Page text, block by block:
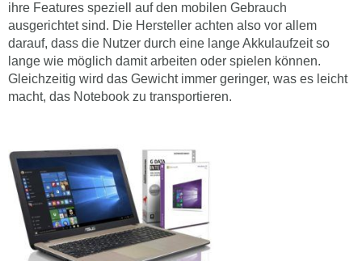
ihre Features speziell auf den mobilen Gebrauch
ausgerichtet sind. Die Hersteller achten also vor allem
darauf, dass die Nutzer durch eine lange Akkulaufzeit so
lange wie möglich damit arbeiten oder spielen können.
Gleichzeitig wird das Gewicht immer geringer, was es leicht
macht, das Notebook zu transportieren.